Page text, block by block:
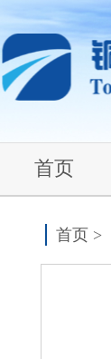
首页
首页 >